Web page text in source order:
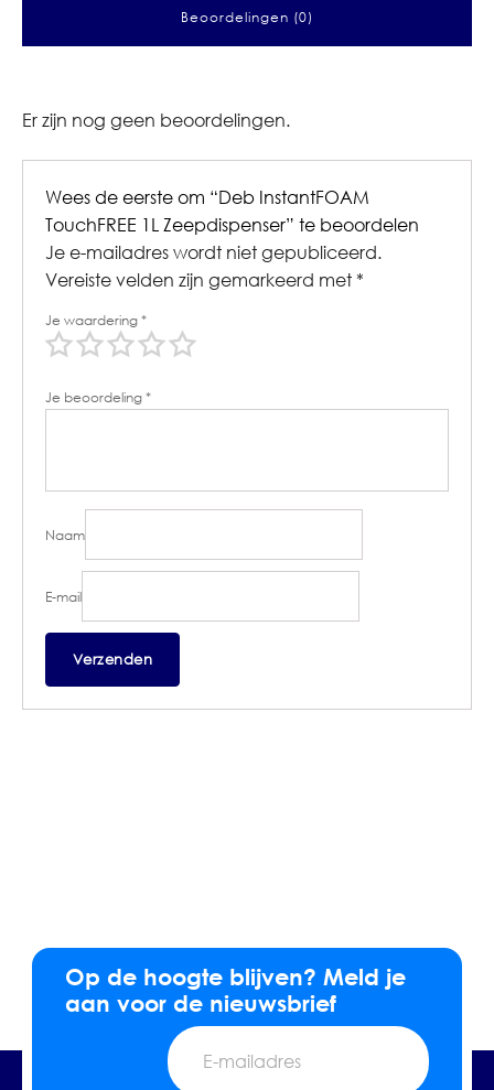
Beoordelingen (0)
Er zijn nog geen beoordelingen.
Wees de eerste om “Deb InstantFOAM
TouchFREE 1L Zeepdispenser” te beoordelen
Je e-mailadres wordt niet gepubliceerd.
Vereiste velden zijn gemarkeerd met *
Je waardering*
Je beoordeling*
Naam
E-mail
Op de hoogte blijven? Meld je
aan voor de nieuwsbrief
E-
mailadres